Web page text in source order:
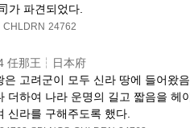
가 파견되었다.
CHLDRN 24762
任那王┆日本府
은 고려군이 모두 신라 땅에 들어왔
더하여 나라 운명의 길고 짧음을 헤
신라를 구해주도록 했다.